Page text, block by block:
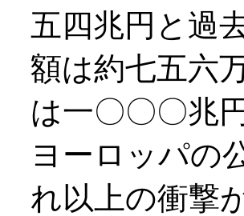
五四兆円と過
額は約七五六
は一〇〇〇兆
ヨーロッパの
れ以上の衝撃